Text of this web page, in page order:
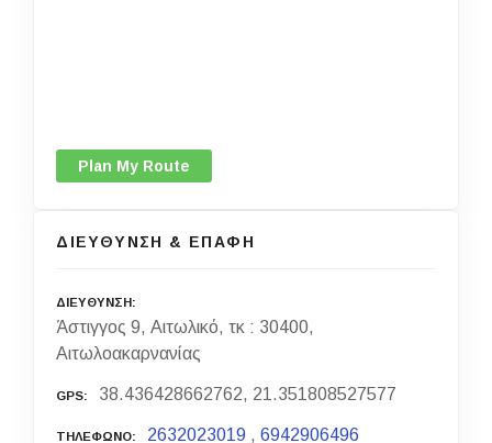
Plan My Route
ΔΙΕΥΘΥΝΣΗ & ΕΠΑΦΗ
ΔΙΕΥΘΥΝΣΗ
Άστιγγος 9, Αιτωλικό, τκ : 30400,
Αιτωλοακαρνανίας
GPS 38.436428662762, 21.351808527577
ΤΗΛΕΦΩΝΟ 2632023019 ,6942906496